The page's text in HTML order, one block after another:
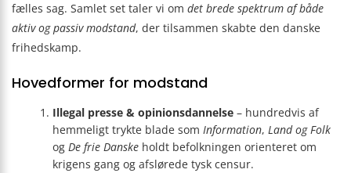
fælles sag. Samlet set taler vi om det brede spektrum af både
aktiv og passiv modstand, der tilsammen skabte den danske
frihedskamp.
Hovedformer for modstand
Illegal presse & opinionsdannelse – hundredvis af
hemmeligt trykte blade somInformation,Land og Folk
ogDe frie Danske holdt befolkningen orienteret om
krigens gang og afslørede tysk censur.